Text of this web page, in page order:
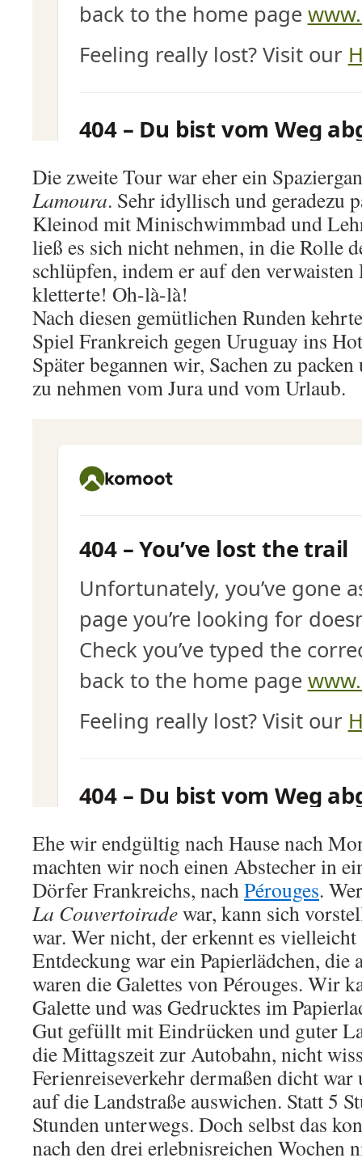
Die zweite Tour war eher ein
Lamoura. Sehr idyllisch und geradezu
Kleinod mit Minischwimmbad und
ließ es sich nicht nehmen, in die Rolle
schlüpfen, indem er auf den
kletterte! Oh-là-là!
Nach diesen gemütlichen Runden
Spiel Frankreich gegen Uruguay ins
Später begannen wir, Sachen zu
zu nehmen vom Jura und vom Urlaub.
Ehe wir endgültig nach Hause nach
machten wir noch einen Abstecher in
Dörfer Frankreichs, nachPérouges.
La Couvertoiradewar, kann sich
war. Wer nicht, der erkennt es
Entdeckung war ein Papierlädchen, die
waren die Galettes von Pérouges. Wir
Galette und was Gedrucktes im
Gut gefüllt mit Eindrücken und guter
die Mittagszeit zur Autobahn, nicht
Ferienreiseverkehr dermaßen dicht
auf die Landstraße auswichen. Statt 5
Stunden unterwegs. Doch selbst das
nach den drei erlebnisreichen Wochen